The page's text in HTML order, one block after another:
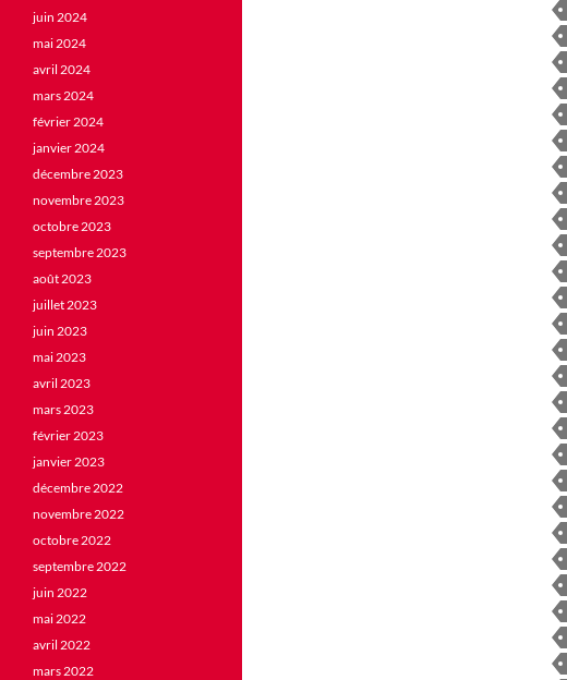
juin 2024
mai 2024
avril 2024
mars 2024
février 2024
janvier 2024
décembre 2023
novembre 2023
octobre 2023
septembre 2023
août 2023
juillet 2023
juin 2023
mai 2023
avril 2023
mars 2023
février 2023
janvier 2023
décembre 2022
novembre 2022
octobre 2022
septembre 2022
juin 2022
mai 2022
avril 2022
mars 2022